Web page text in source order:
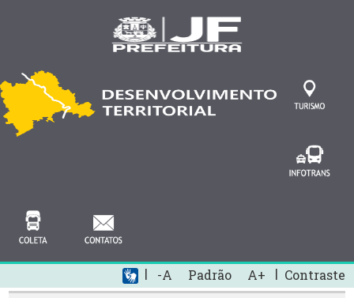
Contraste
| -A Padrão A+ |